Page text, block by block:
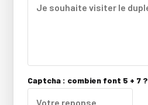
Captcha : combien font 5 + 7 ?